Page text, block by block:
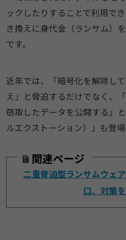
ックしたりすることで利用で
き換えに身代金（ランサム）
です。
近年では、「暗号化を解除し
え」と脅迫するだけでなく、
窃取したデータを公開する」
ルエクストーション）」も登場
関連ページ
二重脅迫型ランサムウェ
口、対策